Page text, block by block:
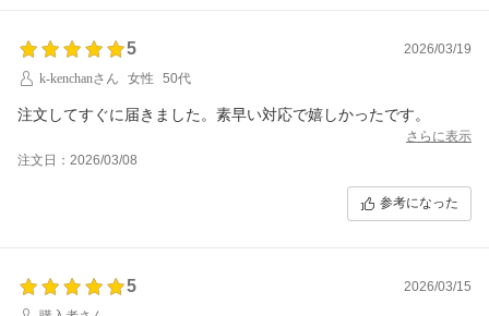
5
2026/03/19
k-kenchanさん
女性 50代
注文してすぐに届きました。素早い対応で嬉しかったです。
さらに表示
注文日：2026/03/08
参考になった
5
2026/03/15